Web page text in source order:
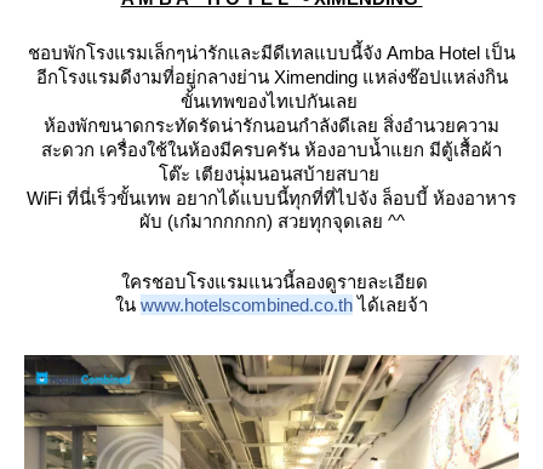
ชอบพักโรงแรมเล็กๆน่ารักและมีดีเทลแบบนี้จัง Amba Hotel เป็น
อีกโรงแรมดีงามที่อยู่กลางย่าน Ximending แหล่งช๊อปแหล่งกิน
ขั้นเทพของไทเปกันเล
ห้องพักขนาดกระทัดรัดน่ารักนอนกำลังดีเลย สิ่งอำนวยความ
สะดวก เครื่องใช้ในห้องมีครบครัน ห้องอาบน้ำแยก มีตู้เสื้อผ้า
ต๊ะ เตียงนุ่มนอนสบ้ายสบา
WiFi ที่นี่เร็วขั้นเทพ อยากได้แบบนี้ทุกที่ที่ไปจัง ล็อบบี้ ห้องอาหาร
ผับ (เก๋มากกกกก) สวยทุกจุดเลย ^^
ครชอบโรงแรมแนวนี้ลองดูรายละเอียด
น www.hotelscombined.co.th ได้เลยจ้า